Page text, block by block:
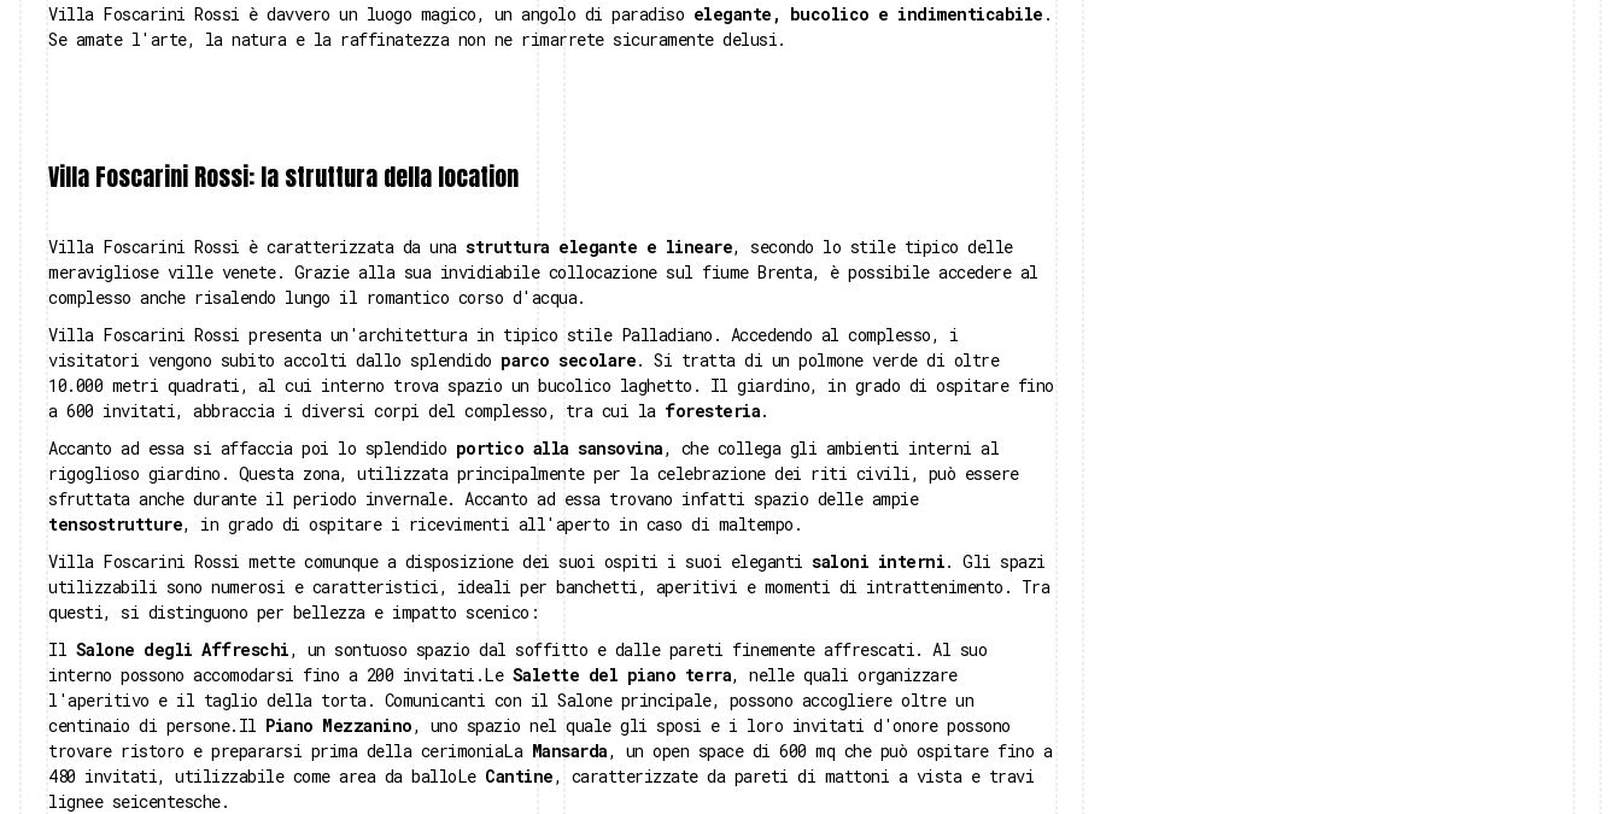
Villa Foscarini Rossi è davvero un luogo magico, un angolo di paradiso elegante, bucolico e indimenticabile .
Se amate l'arte, la natura e la raffinatezza non ne rimarrete sicuramente delusi.
Villa Foscarini Rossi: la struttura della location
Villa Foscarini Rossi è caratterizzata da una struttura elegante e lineare, secondo lo stile tipico delle
meravigliose ville venete. Grazie alla sua invidiabile collocazione sul fiume Brenta, è possibile accedere al
complesso anche risalendo lungo il romantico corso d'acqua.
Villa Foscarini Rossi presenta un'architettura in tipico stile Palladiano. Accedendo al complesso, i
visitatori vengono subito accolti dallo splendido parco secolare. Si tratta di un polmone verde di oltre
10.000 metri quadrati, al cui interno trova spazio un bucolico laghetto. Il giardino, in grado di ospitare fino
a 600 invitati, abbraccia i diversi corpi del complesso, tra cui la foresteria.
Accanto ad essa si affaccia poi lo splendido portico alla sansovina, che collega gli ambienti interni al
rigoglioso giardino. Questa zona, utilizzata principalmente per la celebrazione dei riti civili, può essere
sfruttata anche durante il periodo invernale. Accanto ad essa trovano infatti spazio delle ampie
tensostrutture, in grado di ospitare i ricevimenti all'aperto in caso di maltempo.
Villa Foscarini Rossi mette comunque a disposizione dei suoi ospiti i suoi eleganti saloni interni. Gli spazi
utilizzabili sono numerosi e caratteristici, ideali per banchetti, aperitivi e momenti di intrattenimento. Tra
questi, si distinguono per bellezza e impatto scenico:
Il Salone degli Affreschi, un sontuoso spazio dal soffitto e dalle pareti finemente affrescati. Al suo
interno possono accomodarsi fino a 200 invitati.Le Salette del piano terra, nelle quali organizzare
l'aperitivo e il taglio della torta. Comunicanti con il Salone principale, possono accogliere oltre un
centinaio di persone.Il Piano Mezzanino, uno spazio nel quale gli sposi e i loro invitati d'onore possono
trovare ristoro e prepararsi prima della cerimoniaLa Mansarda, un open space di 600 mq che può ospitare fino a
480 invitati, utilizzabile come area da balloLe Cantine, caratterizzate da pareti di mattoni a vista e travi
lignee seicentesche.